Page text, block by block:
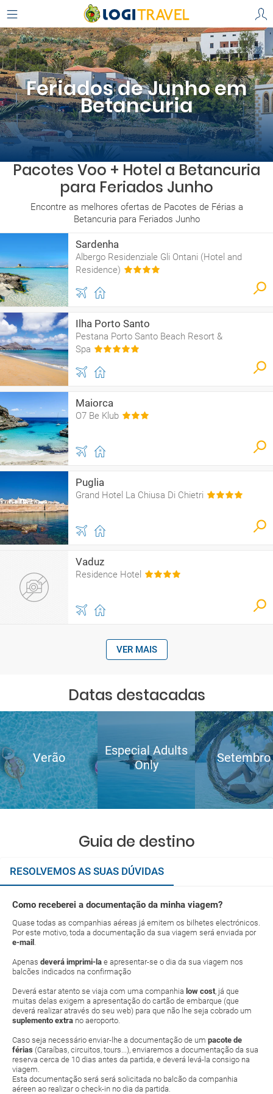
Feriados de Junho em
Betancuria
Pacotes Voo + Hotel a Betancuria
para Feriados Junho
Encontre as melhores ofertas de Pacotes de Férias a
Betancuria para Feriados Junho
Sardenha
Albergo Residenziale Gli Ontani (Hotel and
Residence)
Ilha Porto Santo
Pestana Porto Santo Beach Resort &
Spa
Maiorca
O7 Be Klub
Puglia
Grand Hotel La Chiusa Di Chietri
Vaduz
Residence Hotel
VER MAIS
Datas destacadas
Verão
Especial Adults
Only
Setembro
Guia de destino
RESOLVEMOS AS SUAS DÚVIDAS
Como receberei a documentação da minha viagem?
Quase todas as companhias aéreas já emitem os bilhetes electrónicos.
Por este motivo, toda a documentação da sua viagem será enviada por
e-mail .
Apenas deverá imprimi-la e apresentar-se o dia da sua viagem nos
balcões indicados na confirmação
Deverá estar atento se viaja com uma companhia low cost, já que
muitas delas exigem a apresentação do cartão de embarque (que
deverá realizar através do seu web) para que não lhe seja cobrado um
suplemento extra no aeroporto.
Caso seja necessário enviar-lhe a documentação de um pacote de
férias (Caraíbas, circuitos, tours...), enviaremos a documentação da sua
reserva cerca de 10 dias antes da partida, e deverá levá-la consigo na
viagem.
Esta documentação será será solicitada no balcão da companhia
aéreen ao realizar o check-in no dia da partida.